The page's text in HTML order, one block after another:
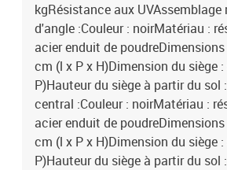
kgRésistance aux UVAssemblage
d'angle :Couleur : noirMatériau :
acier enduit de
cm (l x P x H)Dimension du siège
P)Hauteur du siège à partir du sol
central :Couleur : noirMatériau :
acier enduit de
cm (l x P x H)Dimension du siège
P)Hauteur du siège à partir du sol